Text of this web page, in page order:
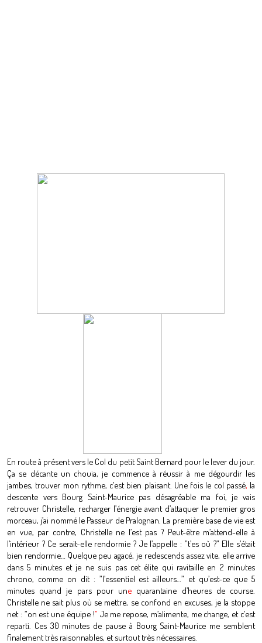
En route à présent vers le Col du petit Saint Bernard pour le lever du jour.
Ça se décante un chouia, je commence à réussir à me dégourdir les
jambes, trouver mon rythme, c’est bien plaisant. Une fois le col passé, la
descente vers Bourg Saint-Maurice pas désagréable ma foi, je vais
retrouver Christelle, recharger l’énergie avant d’attaquer le premier gros
morceau, j’ai nommé le Passeur de Pralognan. La première base de vie est
en vue, par contre, Christelle ne l’est pas ? Peut-être m’attend-elle à
l’intérieur ? Ce serait-elle rendormie ? Je l’appelle : ”t’es où ?” Elle s’était
bien rendormie… Quelque peu agacé, je redescends assez vite, elle arrive
dans 5 minutes et je ne suis pas cet élite qui ravitaille en 2 minutes
chrono, comme on dit : ”l’essentiel est ailleurs…” et qu’est-ce que 5
minutes quand je pars pour une quarantaine d’heures de course.
Christelle ne sait plus où se mettre, se confond en excuses, je la stoppe
net : ”on est une équipe !” Je me repose, m’alimente, me change, et c’est
reparti. Ces 30 minutes de pause à Bourg Saint-Maurice me semblent
finalement très raisonnables, et surtout très nécessaires.